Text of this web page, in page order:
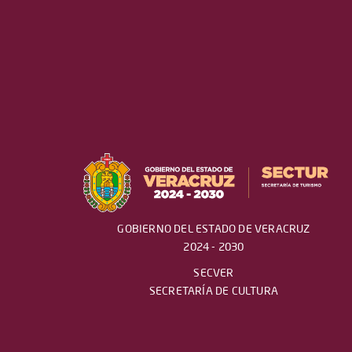
GOBIERNO DEL ESTADO DE VERACRUZ
2024 - 2030
SECVER
SECRETARÍA DE CULTURA